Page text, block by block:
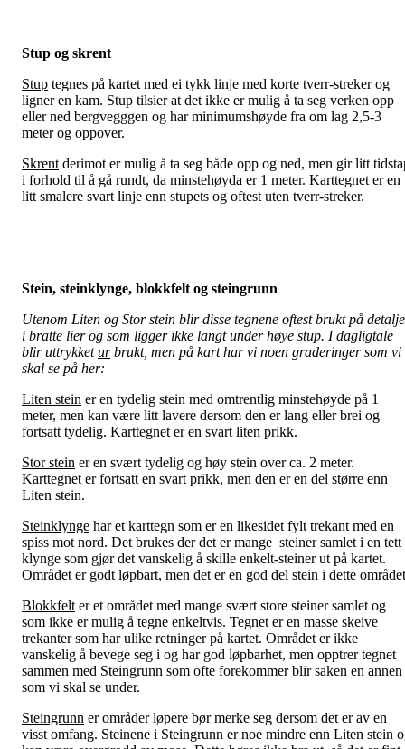
Stup og skrent
Stup tegnes på kartet med ei tykk linje med korte tverr-streker og
ligner en kam. Stup tilsier at det ikke er mulig å ta seg verken opp
eller ned bergvegggen og har minimumshøyde fra om lag 2,5-3
meter og oppover.
Skrent derimot er mulig å ta seg både opp og ned, men gir litt
i forhold til å gå rundt, da minstehøyda er 1 meter. Karttegnet er en
litt smalere svart linje enn stupets og oftest uten tverr-streker.
Stein, steinklynge, blokkfelt og steingrunn
Utenom Liten og Stor stein blirdisse tegnene oftest brukt på
i bratte lier og som ligger ikke langt under høye stup. I dagligtale
blir uttrykketurbrukt, men på kart har vi noen graderinger som vi
skal se på her:
Liten stein er en tydelig stein med omtrentlig minstehøyde på 1
meter, men kan være litt lavere dersom den er lang eller brei og
fortsatt tydelig. Karttegnet er en svart liten prikk.
Stor stein er en svært tydelig og høy stein over ca. 2 meter.
Karttegnet er fortsatt en svart prikk, men den er en del større enn
Liten stein.
Steinklynge har et karttegn som er en likesidet fylt trekant med en
spiss mot nord. Det brukes der det er mange steiner samlet i en tett
klynge som gjør det vanskelig å skille enkelt-steiner ut på kartet.
Området er godt løpbart, men det er en god del stein i dette
Blokkfelt er et området med mange svært store steiner samlet og
som ikke er mulig å tegne enkeltvis. Tegnet er en masse skeive
trekanter som har ulike retninger på kartet. Området er ikke
vanskelig å bevege seg i og har god løpbarhet, men opptrer tegnet
sammen med Steingrunn som ofte forekommer blir saken en annen
som vi skal se under.
Steingrunn er områder løpere bør merke seg dersom det er av en
visst omfang. Steinene i Steingrunn er noe mindre enn Liten stein